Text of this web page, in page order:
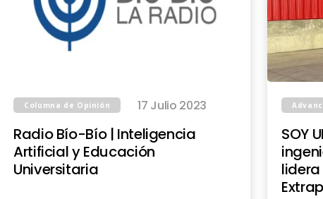
Columna de Opinión 17 Julio 2023
Radio Bío-Bío | Inteligencia
Artificial y Educación
Universitaria
SOY
lidera